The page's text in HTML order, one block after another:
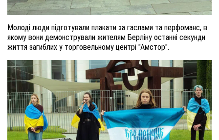
Молоді люди підготували плакати за гаслами та перфоманс, в
якому вони демонстрували жителям Берліну останні секунди
життя загиблих у торговельному центрі "Амстор".